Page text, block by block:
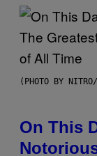
(PHOTO BY
On This